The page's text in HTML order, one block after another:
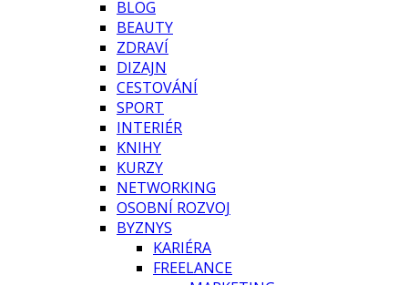
BLOG
BEAUTY
ZDRAVÍ
DIZAJN
CESTOVÁNÍ
SPORT
INTERIÉR
KNIHY
KURZY
NETWORKING
OSOBNÍ ROZVOJ
BYZNYS
KARIÉRA
FREELANCE